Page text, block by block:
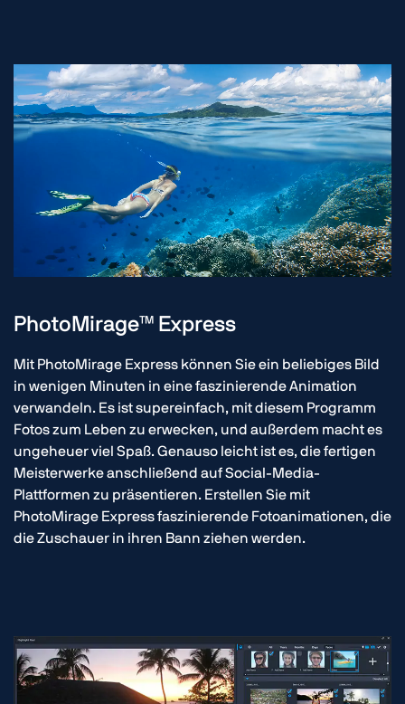
PhotoMirage™ Express
Mit PhotoMirage Express können Sie ein beliebiges Bild
in wenigen Minuten in eine faszinierende Animation
verwandeln. Es ist supereinfach, mit diesem Programm
Fotos zum Leben zu erwecken, und außerdem macht es
ungeheuer viel Spaß. Genauso leicht ist es, die fertigen
Meisterwerke anschließend auf Social-Media-
Plattformen zu präsentieren. Erstellen Sie mit
PhotoMirage Express faszinierende Fotoanimationen, die
die Zuschauer in ihren Bann ziehen werden.